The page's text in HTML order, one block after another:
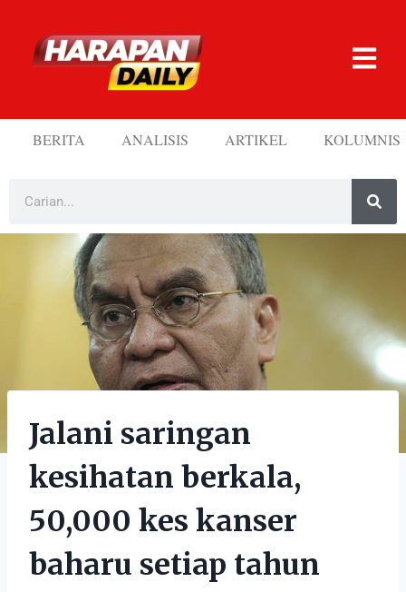
BERITA ANALISIS ARTIKEL KOLUMNIS
Jalani saringan
kesihatan berkala,
50,000 kes kanser
baharu setiap tahun